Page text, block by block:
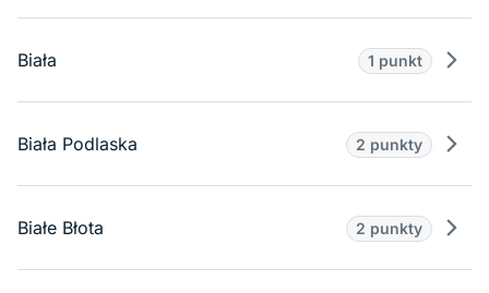
Biała 1 punkt
Biała Podlaska 2 punkty
Białe Błota 2 punkty